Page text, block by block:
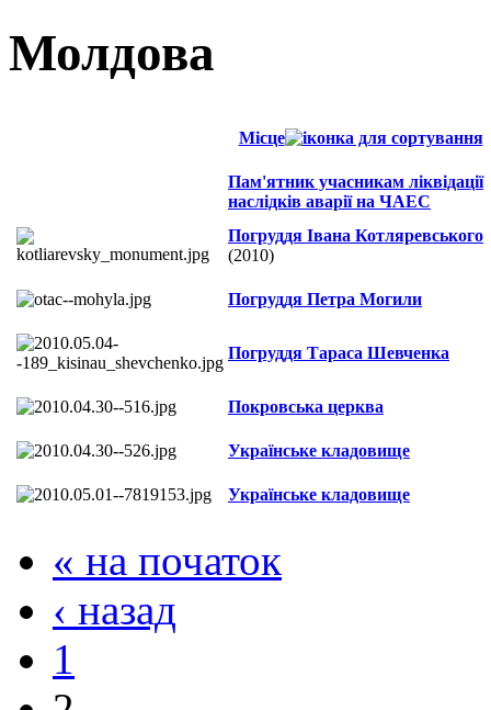
Молдова
Місце
Пам'ятник учасникам ліквідації
наслідків аварії на ЧАЕС
Погруддя Івана Котляревського
(2010)
Погруддя Петра Могили
Погруддя Тараса Шевченка
Покровська церква
Українське кладовище
Українське кладовище
« на початок
‹ назад
1